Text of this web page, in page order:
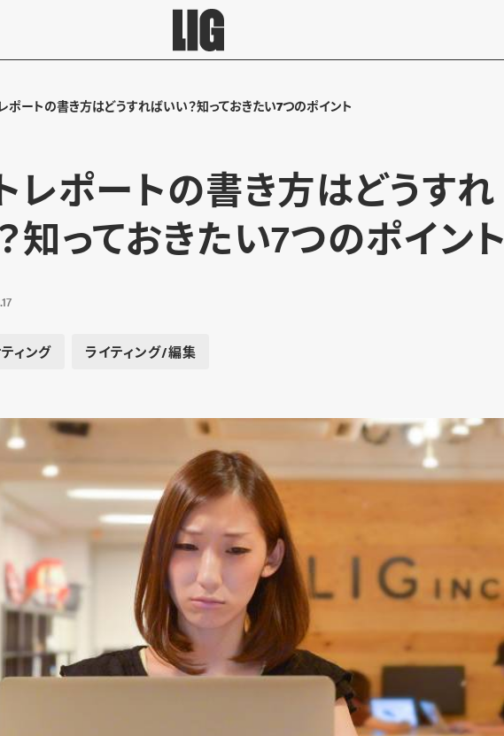
ポートの書き方はどうすればいい？知っておきたい7つのポイント
レポートの書き方はどうすれ
知っておきたい7つのポイント
ィング ライティング/編集